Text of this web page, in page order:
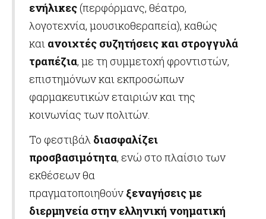
ενήλικες(περφόρμανς, θέατρο,
λογοτεχνία, μουσικοθεραπεία), καθώς
και ανοιχτές συζητήσεις και στρογγυλά
τραπέζια, με τη συμμετοχή φροντιστών,
επιστημόνων και εκπροσώπων
φαρμακευτικών εταιριών και της
κοινωνίας των πολιτών.
Το φεστιβάλ διασφαλίζει
προσβασιμότητα, ενώ στο πλαίσιο των
εκθέσεων θα
πραγματοποιηθούν ξεναγήσεις με
διερμηνεία στην ελληνική νοηματική